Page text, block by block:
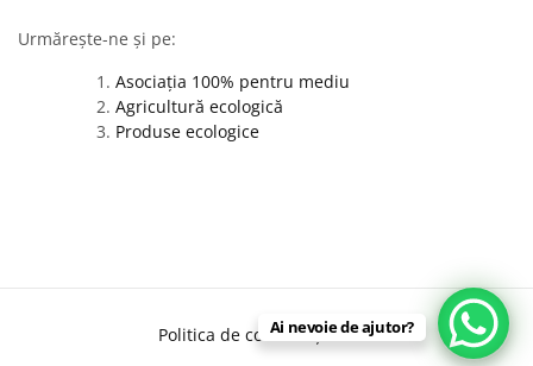
Urmărește-ne și pe:
Asociația 100% pentru mediu
Agricultură ecologică
Produse ecologice
Politica de confidențialitate
Ai nevoie de ajutor?